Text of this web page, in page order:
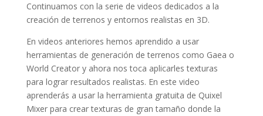
Continuamos con la serie de videos dedicados a la
creación de terrenos y entornos realistas en 3D.
En videos anteriores hemos aprendido a usar
herramientas de generación de terrenos como Gaea o
World Creator y ahora nos toca aplicarles texturas
para lograr resultados realistas. En este video
aprenderás a usar la herramienta gratuita de Quixel
Mixer para crear texturas de gran tamaño donde la